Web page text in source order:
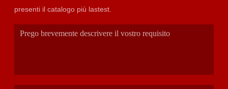
presenti il catalogo più lastest.